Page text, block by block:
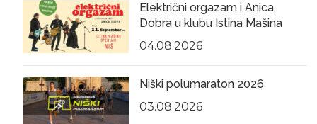
Električni orgazam i Anica
Dobra u klubu Istina Mašina
04.08.2026
Niški polumaraton 2026
03.08.2026